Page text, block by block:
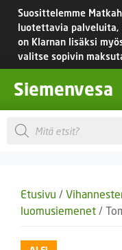
Siirry
sisältöön
Suosittelemme
luotettavia
on Klarnan lisäksi
valitse sopivin
Siemenvesa
Products
search
Etusivu /
luomusiemenet /